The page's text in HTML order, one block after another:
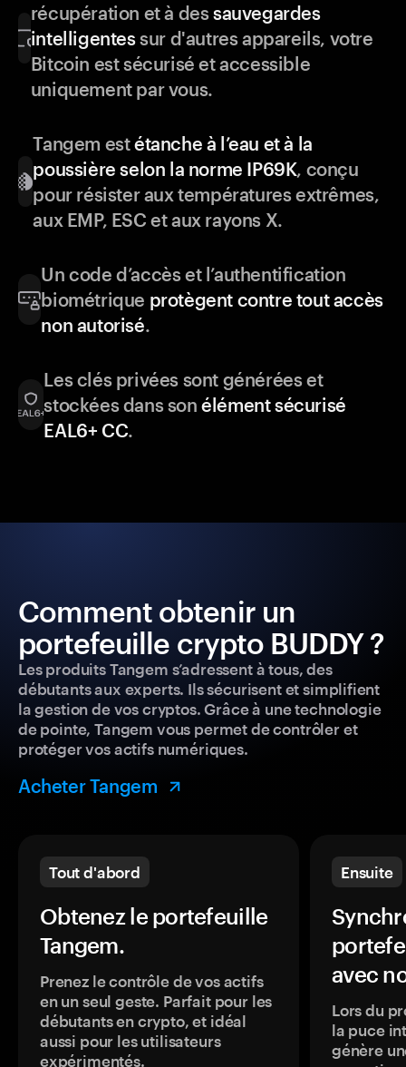
récupération et à dessauvegardes
intelligentessur d'autres appareils, votre
Bitcoin est sécurisé et accessible
uniquement par vous.
Tangem estétanche à l’eau et à la
poussière selon la norme IP69K, conçu
pour résister aux températures extrêmes,
aux EMP, ESC et aux rayons X.
Un code d’accès et l’authentification
biométrique protègent contre tout accès
non autorisé.
Les clés privées sont générées et
stockées dans sonélément sécurisé
EAL6+ CC.
Comment obtenir un
portefeuille crypto BUDDY ?
Les produits Tangem s’adressent à tous, des
débutants aux experts. Ils sécurisent et simplifient
la gestion de vos cryptos. Grâce à une technologie
de pointe, Tangem vous permet de contrôler et
protéger vos actifs numériques.
Acheter Tangem
Tout d'abord
Obtenez le portefeuille
Tangem.
Prenez le contrôle de vos actifs
en un seul geste. Parfait pour les
débutants en crypto, et idéal
aussi pour les utilisateurs
expérimentés.
Ensuite
avec
Lors du
la puce
génère